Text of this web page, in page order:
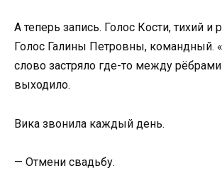
А теперь запись. Голос Кости, тихий и
Голос Галины Петровны, командный.
слово застряло где-то между
выходило.
Вика звонила каждый день.
— Отмени свадьбу.